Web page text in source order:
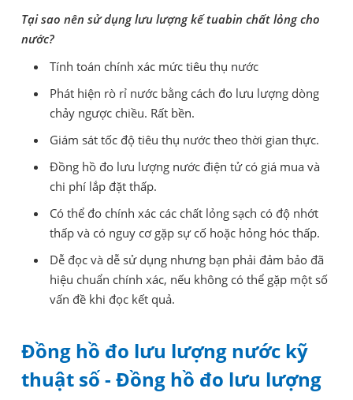
Tại sao nên sử dụng lưu lượng kế tuabin chất lỏng cho
nước?
Tính toán chính xác mức tiêu thụ nước
Phát hiện rò rỉ nước bằng cách đo lưu lượng dòng
chảy ngược chiều. Rất bền.
Giám sát tốc độ tiêu thụ nước theo thời gian thực.
Đồng hồ đo lưu lượng nước điện tử có giá mua và
chi phí lắp đặt thấp.
Có thể đo chính xác các chất lỏng sạch có độ nhớt
thấp và có nguy cơ gặp sự cố hoặc hỏng hóc thấp.
Dễ đọc và dễ sử dụng nhưng bạn phải đảm bảo đã
hiệu chuẩn chính xác, nếu không có thể gặp một số
vấn đề khi đọc kết quả.
Đồng hồ đo lưu lượng nước kỹ
thuật số - Đồng hồ đo lưu lượng